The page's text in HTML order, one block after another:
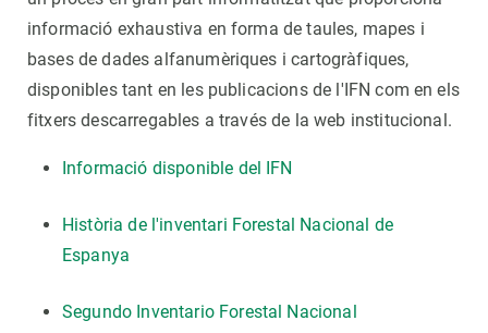
informació exhaustiva en forma de taules, mapes i
bases de dades alfanumèriques i cartogràfiques,
disponibles tant en les publicacions de l'IFN com en els
fitxers descarregables a través de la web institucional.
Informació disponible del IFN
Història de l'inventari Forestal Nacional de
Espanya
Segundo Inventario Forestal Nacional